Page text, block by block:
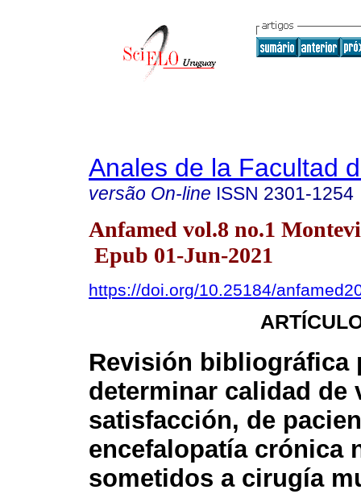
Anales de la Facultad
versão On-line ISSN 2301-1254
Anfamed vol.8 no.1
Epub 01-Jun-2021
https://doi.org/10.25184/
Revisión bibliográfica
determinar calidad de
satisfacción, de
encefalopatía crónica
sometidos a cirugía